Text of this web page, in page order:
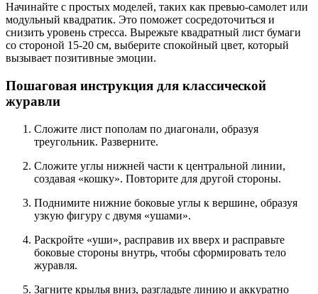
Начинайте с простых моделей, таких как превью-самолет или
модульный квадратик. Это поможет сосредоточиться и
снизить уровень стресса. Вырежьте квадратный лист бумаги
со стороной 15-20 см, выберите спокойный цвет, который
вызывает позитивные эмоции.
Пошаговая инструкция для классической
журавли
Сложите лист пополам по диагонали, образуя
треугольник. Разверните.
Сложите углы нижней части к центральной линии,
создавая «кошку». Повторите для другой стороны.
Поднимите нижние боковые углы к вершине, образуя
узкую фигуру с двумя «ушами».
Раскройте «уши», расправив их вверх и расправьте
боковые стороны внутрь, чтобы сформировать тело
журавля.
Загните крылья вниз, разгладьте линию и аккуратно